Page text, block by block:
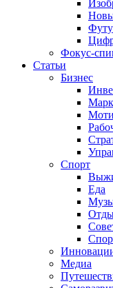
Фокус-
Статьи
Бизнес
Спорт
Еда
Медиа